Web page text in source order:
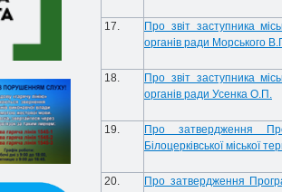
17.
Про звіт заступника
органів ради Морського
18.
Про звіт заступника
органів ради Усенка О.П.
19.
Про затвердження
Білоцерківської міської
20.
Про затвердження